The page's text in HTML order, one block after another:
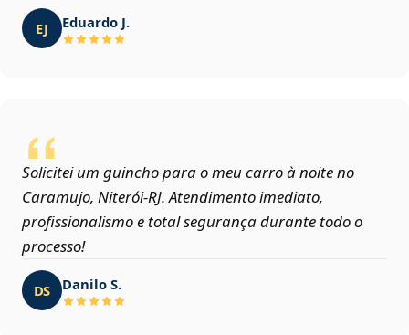
EJ Eduardo J.
Solicitei um guincho para o meu carro à noite no
Caramujo, Niterói‑RJ. Atendimento imediato,
profissionalismo e total segurança durante todo o
processo!
DS Danilo S.